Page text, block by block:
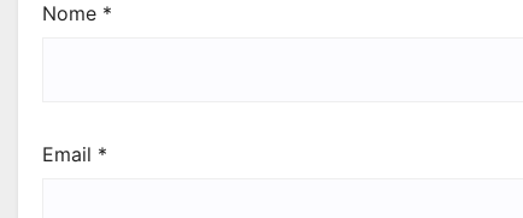
Nome *
Email *